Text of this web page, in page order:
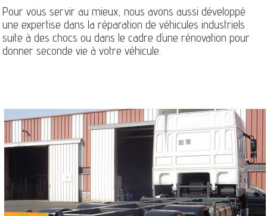
Pour vous servir au mieux, nous avons aussi développé
une expertise dans la réparation de véhicules industriels
suite à des chocs ou dans le cadre d’une rénovation pour
donner seconde vie à votre véhicule.